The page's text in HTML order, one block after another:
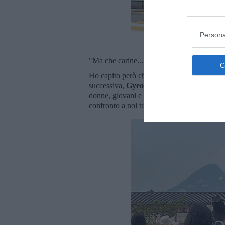
"Ma che carine..." ho pensato mentre le
Ho capito però che mi stava
sfuggendo
successiva, Gyeongbok-gung
: ovunque
donne, giovani e bambini. Tutti impegnati
confronto a noi turisti occidentali,